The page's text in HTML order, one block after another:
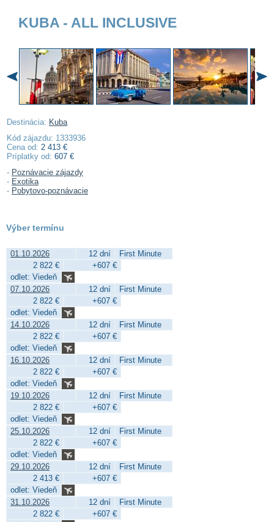
KUBA - ALL INCLUSIVE
Destinácia: Kuba
Kód zájazdu: 1333936
Cena od: 2 413 €
Príplatky od: 607 €
- Poznávacie zájazdy
- Exotika
- Pobytovo-poznávacie
Výber termínu
01.10.2026 12 dní
First Minute
2 822 €
+607 €
odlet: Viedeň
07.10.2026
12 dní
First Minute
2 822 €
+607 €
odlet: Viedeň
14.10.2026
12 dní
First Minute
2 822 €
+607 €
odlet: Viedeň
16.10.2026
12 dní
First Minute
2 822 €
+607 €
odlet: Viedeň
19.10.2026
12 dní
First Minute
2 822 €
+607 €
odlet: Viedeň
25.10.2026
12 dní
First Minute
2 822 €
+607 €
odlet: Viedeň
29.10.2026
12 dní
First Minute
2 413 €
+607 €
odlet: Viedeň
31.10.2026
12 dní
First Minute
2 822 €
+607 €